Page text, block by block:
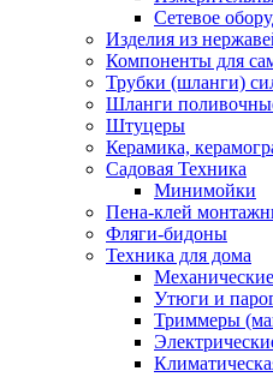
Сетевое
Изделия из
Компоненты для
Трубки (шланги)
Шланги
Штуцеры
Керамика,
Садовая Техника
Минимойки
Пена-клей
Фляги-бидоны
Техника для дома
Утюги и
Триммеры